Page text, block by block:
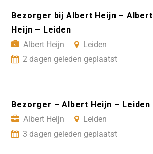
Bezorger bij Albert Heijn – Albert
Heijn – Leiden
Albert Heijn
Leiden
2 dagen geleden geplaatst
Bezorger – Albert Heijn – Leiden
Albert Heijn
Leiden
3 dagen geleden geplaatst